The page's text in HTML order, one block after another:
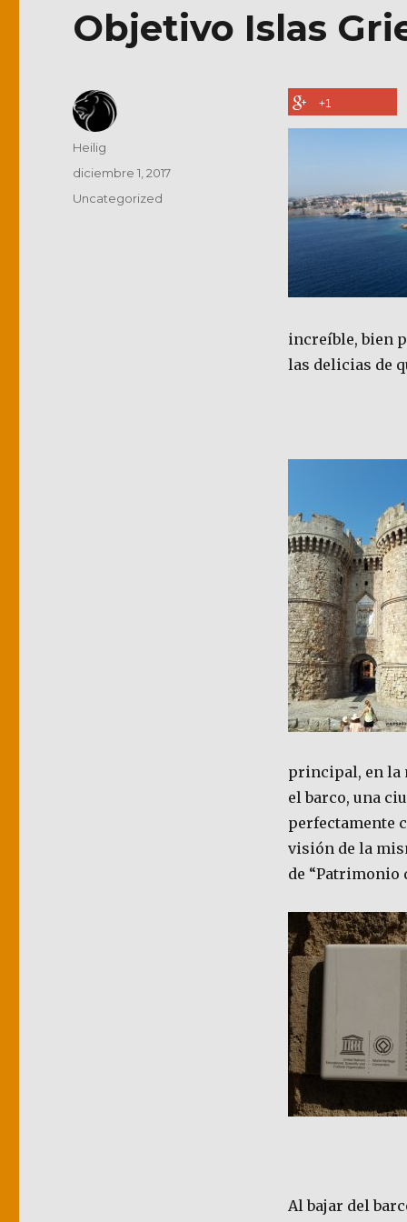
Objetivo Islas
+1
increíble, bien
las delicias de
principal, en la
el barco, una
perfectamente
visión de la
de “Patrimonio
Al bajar del
Autor
Heilig
Publicado
diciembre 1, 2017
Categorías
Uncategorized